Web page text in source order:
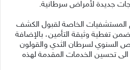
جديدة لأمراض سرطانية.
الخاصة لقبول الكشف
تغطية وثيقة التأمين، بالإضافة
السنوي لسرطان الثدي والقولون
الى تحسين الخدمات المقدمة لهذه